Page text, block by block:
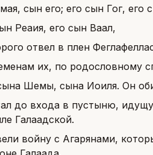
сын его; его сын Гог, его
Реаия, его сын Ваал,
отвел в плен
их, по родословному
Шемы, сына Иоиля. Он
до входа в пустыню,
Галаадской.
войну с Агарянами,